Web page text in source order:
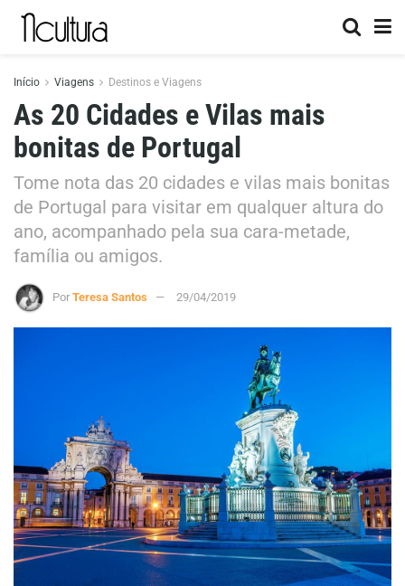
Início Viagens Destinos e Viagens
As 20 Cidades e Vilas mais
bonitas de Portugal
Tome nota das 20 cidades e vilas mais bonitas
de Portugal para visitar em qualquer altura do
ano, acompanhado pela sua cara-metade,
família ou amigos.
Por Teresa Santos 29/04/2019